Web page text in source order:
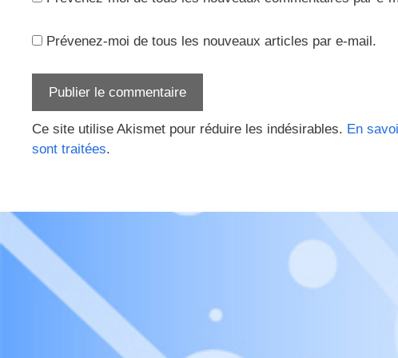
Prévenez-moi de tous les nouveaux articles par e-mail.
Ce site utilise Akismet pour réduire les indésirables. En
sont traitées.